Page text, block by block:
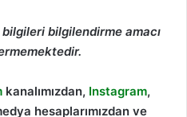
bilgilendirme amacı
kanalımızdan, Instagram,
hesaplarımızdan ve